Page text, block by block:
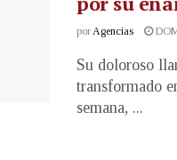
porAgencias
Su doloroso
transformado
semana, ...